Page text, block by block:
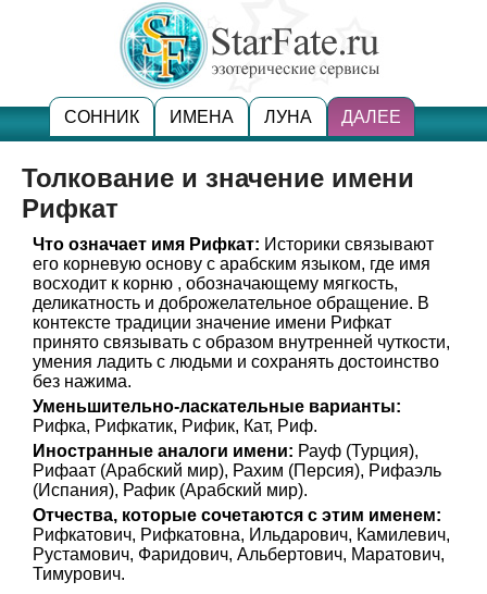
СОННИК ИМЕНА ЛУНА ДАЛЕЕ
Толкование и значение имени
Рифкат
Что означает имя Рифкат: Историки связывают
его корневую основу с арабским языком, где имя
восходит к корню , обозначающему мягкость,
деликатность и доброжелательное обращение. В
контексте традиции значение имени Рифкат
принято связывать с образом внутренней чуткости,
умения ладить с людьми и сохранять достоинство
без нажима.
Уменьшительно-ласкательные варианты:
Рифка, Рифкатик, Рифик, Кат, Риф.
Иностранные аналоги имени: Рауф (Турция),
Рифаат (Арабский мир), Рахим (Персия), Рифаэль
(Испания), Рафик (Арабский мир).
Отчества, которые сочетаются с этим именем:
Рифкатович, Рифкатовна, Ильдарович, Камилевич,
Рустамович, Фаридович, Альбертович, Маратович,
Тимурович.